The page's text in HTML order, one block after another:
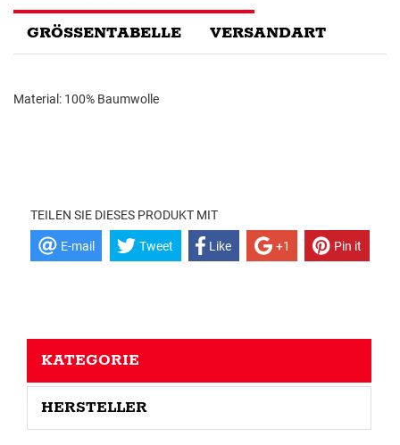
GRÖSSENTABELLE VERSANDART
Material: 100% Baumwolle
TEILEN SIE DIESES PRODUKT MIT
E-mail Tweet Like +1 Pin it
KATEGORIE
HERSTELLER